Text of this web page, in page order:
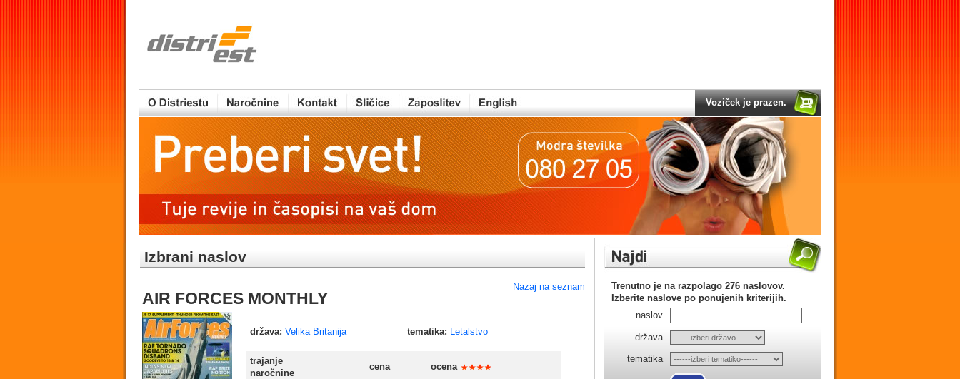
Voziček je prazen.
Trenutno je na razpolago 276 naslovov.
Izberite naslove po ponujenih kriterijih.
naslov
država
tematika
Izbrani naslov
Nazaj na seznam
AIR FORCES MONTHLY
država: Velika Britanija tematika: Letalstvo
trajanje
naročnine
cena ocena